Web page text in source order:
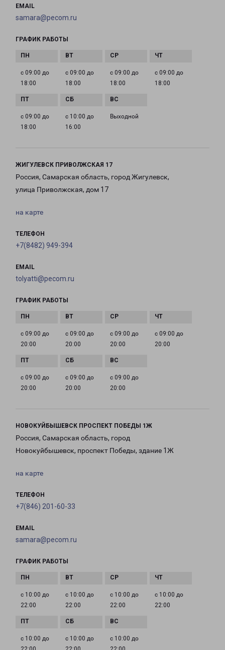
EMAIL
samara@pecom.ru
ГРАФИК РАБОТЫ
с 09:00 до
18:00
с 09:00 до
18:00
с 09:00 до
18:00
с 09:00 до
18:00
с 09:00 до
18:00
с 10:00 до
16:00
Выходной
ЖИГУЛЕВСК ПРИВОЛЖСКАЯ 17
Россия, Самарская область, город Жигулевск,
улица Приволжская, дом 17
на карте
ТЕЛЕФОН
+7(8482) 949-394
EMAIL
tolyatti@pecom.ru
ГРАФИК РАБОТЫ
с 09:00 до
20:00
с 09:00 до
20:00
с 09:00 до
20:00
с 09:00 до
20:00
с 09:00 до
20:00
с 09:00 до
20:00
с 09:00 до
20:00
НОВОКУЙБЫШЕВСК ПРОСПЕКТ ПОБЕДЫ 1Ж
Россия, Самарская область, город
Новокуйбышевск, проспект Победы, здание 1Ж
на карте
ТЕЛЕФОН
+7(846) 201-60-33
EMAIL
samara@pecom.ru
ГРАФИК РАБОТЫ
с 10:00 до
22:00
с 10:00 до
22:00
с 10:00 до
22:00
с 10:00 до
22:00
с 10:00 до
с 10:00 до
с 10:00 до